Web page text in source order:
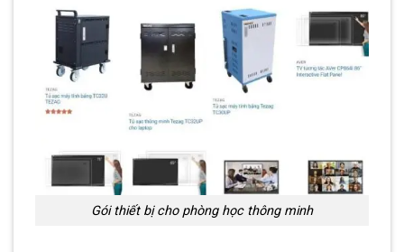
Gói thiết bị cho phòng học thông minh